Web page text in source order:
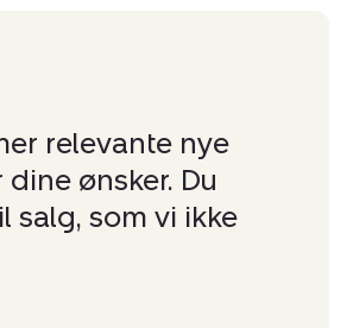
relevante nye
ønsker. Du
salg, som vi ikke